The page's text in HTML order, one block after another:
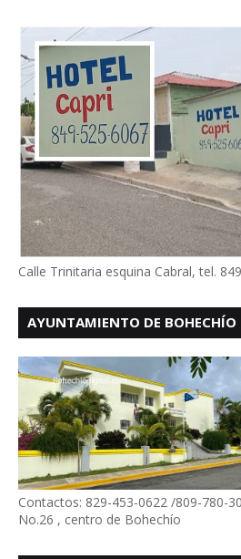
Calle Trinitaria esquina Cabral, tel.
AYUNTAMIENTO DE BOHECHÍO
Contactos: 829-453-0622 /809-780-
No.26 , centro de Bohechío